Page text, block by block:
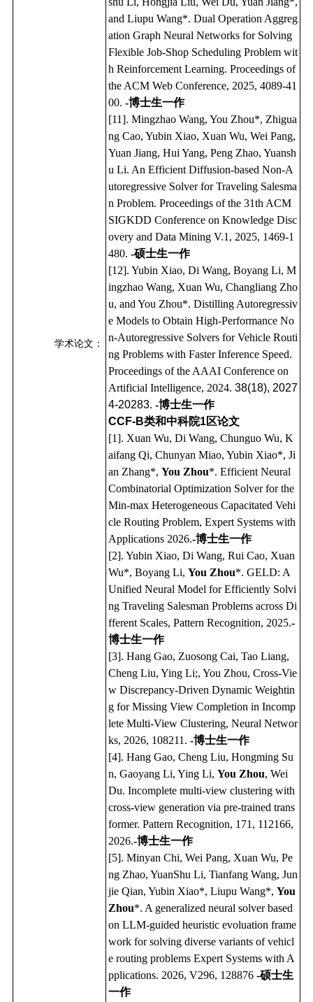
学术论文：
and Liupu Wang*. Dual Operation Aggreg
ation Graph Neural Networks for Solving
Flexible Job-Shop Scheduling Problem wit
h Reinforcement Learning. Proceedings of
the ACM Web Conference, 2025, 4089-41
00. -博士生一作
[11]. Mingzhao Wang, You Zhou*, Zhigua
ng Cao, Yubin Xiao, Xuan Wu, Wei Pang,
Yuan Jiang, Hui Yang, Peng Zhao, Yuansh
u Li. An Efficient Diffusion-based Non-A
utoregressive Solver for Traveling Salesma
n Problem. Proceedings of the 31th ACM
SIGKDD Conference on Knowledge Disc
overy and Data Mining V.1, 2025, 1469-1
480. -硕士生一作
[12]. Yubin Xiao, Di Wang, Boyang Li, M
ingzhao Wang, Xuan Wu, Changliang Zho
u, and You Zhou*. Distilling Autoregressiv
e Models to Obtain High-Performance No
n-Autoregressive Solvers for Vehicle Routi
ng Problems with Faster Inference Speed.
Proceedings of the AAAI Conference on
Artificial Intelligence, 2024. 38(18), 2027
4-20283. -博士生一作
CCF-B类和中科院1区论文
[1]. Xuan Wu, Di Wang, Chunguo Wu, K
aifang Qi, Chunyan Miao, Yubin Xiao*, Ji
an Zhang*, You Zhou*. Efficient Neural
Combinatorial Optimization Solver for the
Min-max Heterogeneous Capacitated Vehi
cle Routing Problem, Expert Systems with
Applications 2026.-博士生一作
[2]. Yubin Xiao, Di Wang, Rui Cao, Xuan
Wu*, Boyang Li, You Zhou*. GELD: A
Unified Neural Model for Efficiently Solvi
ng Traveling Salesman Problems across Di
fferent Scales, Pattern Recognition, 2025.-
博士生一作
[3]. Hang Gao, Zuosong Cai, Tao Liang,
Cheng Liu, Ying Li;, You Zhou, Cross-Vie
w Discrepancy-Driven Dynamic Weightin
g for Missing View Completion in Incomp
lete Multi-View Clustering, Neural Networ
ks, 2026, 108211. -博士生一作
[4]. Hang Gao, Cheng Liu, Hongming Su
n, Gaoyang Li, Ying Li, You Zhou, Wei
Du. Incomplete multi-view clustering with
cross-view generation via pre-trained trans
former. Pattern Recognition, 171, 112166,
2026.-博士生一作
[5]. Minyan Chi, Wei Pang, Xuan Wu, Pe
ng Zhao, YuanShu Li, Tianfang Wang, Jun
jie Qian, Yubin Xiao*, Liupu Wang*, You
Zhou*. A generalized neural solver based
on LLM-guided heuristic evoluation frame
work for solving diverse variants of vehicl
e routing problems Expert Systems with A
pplications. 2026, V296, 128876 -硕士生
一作